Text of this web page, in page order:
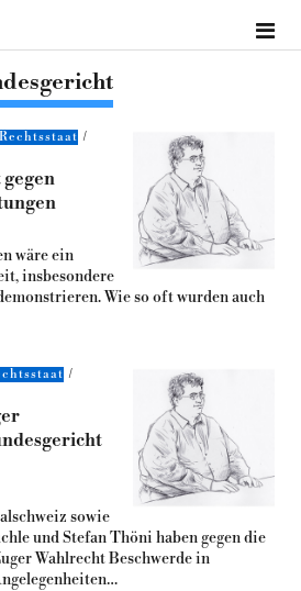
Rechtsstaat
wäre ein
insbesondere
Wie so oft wurden auch
sowie
und Stefan Thöni haben gegen die
Wahlrecht Beschwerde in